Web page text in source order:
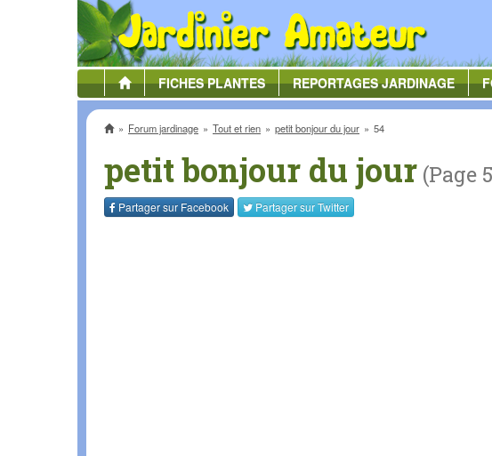
FICHESPLANTES REPORTAGESJARDINAGE
AccueilForum jardinage Tout et rien petit bonjour du jour 54
petit bonjour du jour (Page
Partager sur Facebook Partager surTwitter